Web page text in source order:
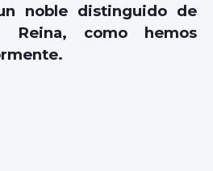
noble distinguido de
Reina, como hemos